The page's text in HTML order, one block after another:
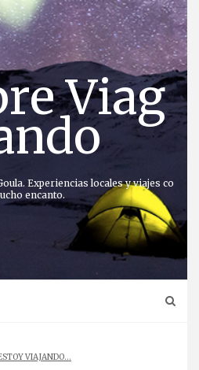
Viag
Experiencias locales y viajes co
encanto.
VIAJANDO...